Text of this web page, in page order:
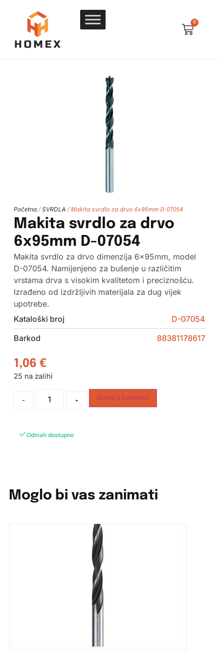
0
Početna/ SVRDLA/ Makita svrdlo za drvo 6x95mm D-07054
Makita svrdlo za drvo
6x95mm D-07054
Makita svrdlo za drvo dimenzija 6x95mm, model
D-07054. Namijenjeno za bušenje u različitim
vrstama drva s visokim kvalitetom i preciznošću.
Izrađeno od izdržljivih materijala za dug vijek
upotrebe.
Kataloški broj
D-07054
Barkod
88381178617
1,06 €
25 na zalihi
- + Dodaj u košaricu
Odmah dostupno
Moglo bi vas zanimati